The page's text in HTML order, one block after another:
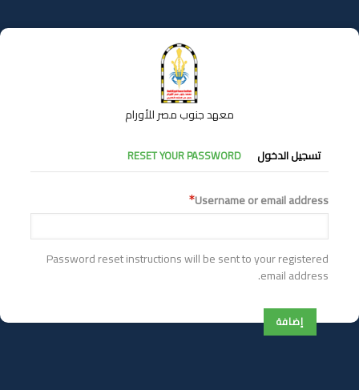
إلى
المحتوى
معهد جنوب مصر للأورام
التبويبات
الأساسية
تسجيل الدخول RESET YOUR PASSWORD
Username or email address
Password reset instructions will be sent to your registered
email address.